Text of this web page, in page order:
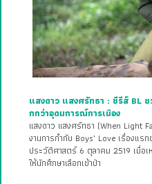
แสงดาว แสงศรัทธา : ซีรีส์ BL
กกว่าอุดมการณ์การเมือง
แสงดาว แสงศรัทธา (When Light
งานการกำกับ Boys’ Love เรื่องแ
ประวัติศาสตร์ 6 ตุลาคม 2519 เมื่อ
ให้นักศึกษาเลือกเข้าป่า